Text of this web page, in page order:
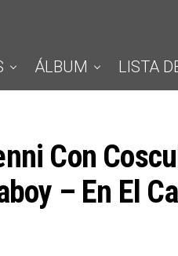
ÁLBUM LISTA
Con
– En El